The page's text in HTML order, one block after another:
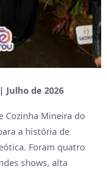
Julho de 2026
Cozinha Mineira do
a história de
Foram quatro
shows, alta